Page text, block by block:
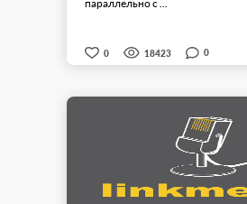
параллельно с ...
0 18423 0